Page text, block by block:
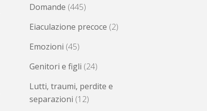
Domande (445)
Eiaculazione precoce (2)
Emozioni (45)
Genitori e figli (24)
Lutti, traumi, perdite e
separazioni (12)